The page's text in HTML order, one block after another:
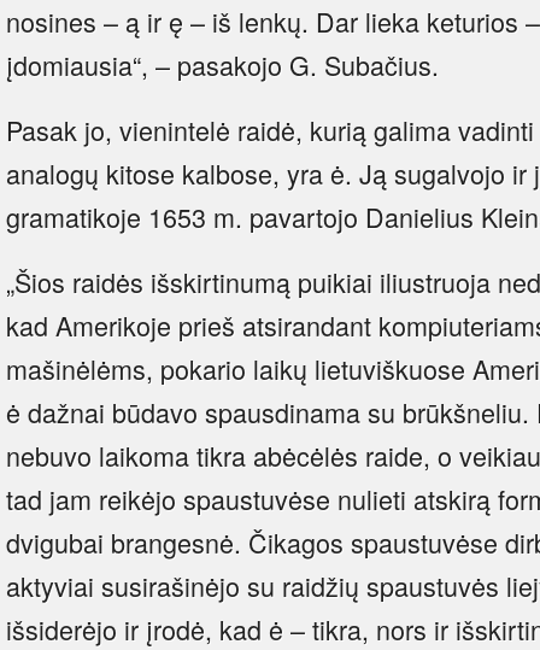
nosines – ą ir ę – iš lenkų. Dar lieka keturios
įdomiausia“, – pasakojo G. Subačius.
Pasak jo, vienintelė raidė, kurią galima
analogų kitose kalbose, yra ė. Ją sugalvojo
gramatikoje 1653 m. pavartojo Danielius
„Šios raidės išskirtinumą puikiai iliustruoja
kad Amerikoje prieš atsirandant
mašinėlėms, pokario laikų lietuviškuose
ė dažnai būdavo spausdinama su
nebuvo laikoma tikra abėcėlės raide, o
tad jam reikėjo spaustuvėse nulieti atskirą
dvigubai brangesnė. Čikagos spaustuvėse
aktyviai susirašinėjo su raidžių spaustuvės
išsiderėjo ir įrodė, kad ė – tikra, nors ir